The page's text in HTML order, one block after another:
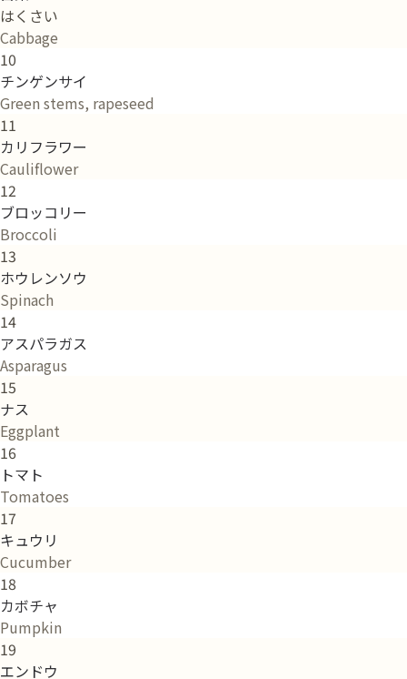
はくさい
Cabbage
10
チンゲンサイ
Green stems, rapeseed
11
カリフラワー
Cauliflower
12
ブロッコリー
Broccoli
13
ホウレンソウ
Spinach
14
アスパラガス
Asparagus
15
ナス
Eggplant
16
トマト
Tomatoes
17
キュウリ
Cucumber
18
カボチャ
Pumpkin
19
エンドウ